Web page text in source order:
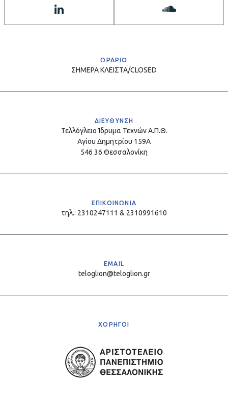
ΩΡΑΡΙΟ
ΣΗΜΕΡΑΚΛΕΙΣΤΑ/CLOSED
ΔΙΕΥΘΥΝΣΗ
Τελλόγλειο Ίδρυμα Τεχνών Α.Π.Θ.
Αγίου Δημητρίου 159Α
546 36 Θεσσαλονίκη
ΕΠΙΚΟΙΝΩΝΙΑ
τηλ.: 2310247111 & 2310991610
EMAIL
teloglion@teloglion.gr
ΧΟΡΗΓΟΙ